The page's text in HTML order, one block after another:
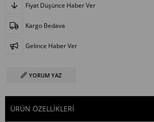
Fiyat Düşünce Haber Ver
Kargo Bedava
Gelince Haber Ver
YORUM YAZ
ÜRÜN ÖZELLIKLERI